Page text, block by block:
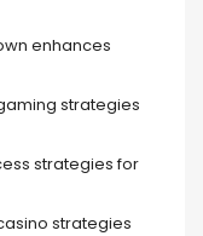
enhances
strategies
strategies for
strategies